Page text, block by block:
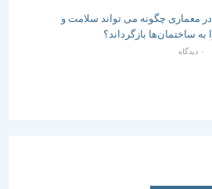
چگونه می تواند سلامت و
بازگرداند؟